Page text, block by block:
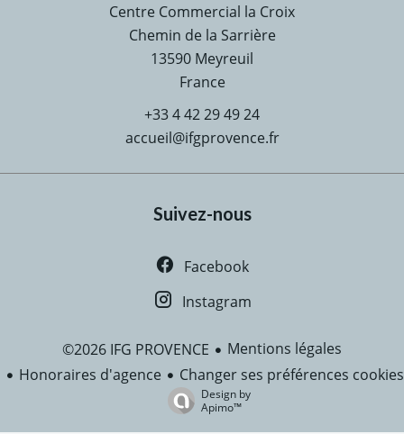
Centre Commercial la Croix
Chemin de la Sarrière
13590 Meyreuil
France
+33 4 42 29 49 24
accueil@ifgprovence.fr
Suivez-nous
Facebook
Instagram
©2026 IFG PROVENCE
Mentions légales
Honoraires d'agence
Changer ses préférences cookies
Design by
Apimo™